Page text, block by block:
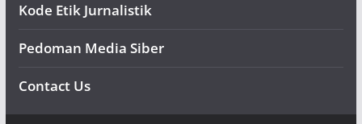
Kode Etik Jurnalistik
Pedoman Media Siber
Contact Us